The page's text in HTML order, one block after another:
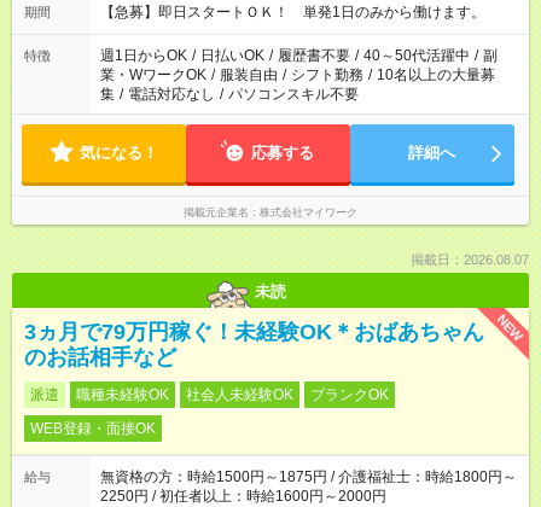
期間 【急募】即日スタートＯＫ！ 単発1日のみから働けます。
特徴 週1日からOK / 日払いOK / 履歴書不要 / 40～50代活躍中 / 副
業・WワークOK / 服装自由 / シフト勤務 / 10名以上の大量募
集 / 電話対応なし / パソコンスキル不要
気になる！ 応募する 詳細へ
掲載元企業名 株式会社マイワーク
掲載日：2026.08.07
未読
NEW
3ヵ月で79万円稼ぐ！未経験OK＊おばあちゃん
のお話相手など
派遣 職種未経験OK 社会人未経験OK
ブランクOK
WEB登録・面接OK
給与
無資格の方：時給1500円～1875円 / 介護福祉士：時給1800円～
2250円 / 初任者以上：時給1600円～2000円